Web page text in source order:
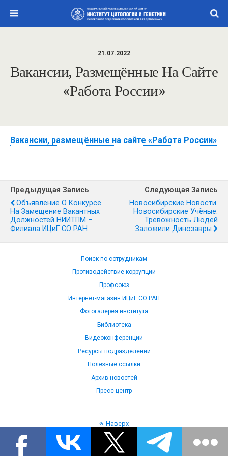
21.07.2022
Вакансии, Размещённые На Сайте
«Работа России»
Вакансии, размещённые на сайте «Работа России»
Предыдущая Запись
Объявление О Конкурсе
На Замещение Вакантных
Должностей НИИТПМ –
Филиала ИЦиГ СО РАН
Следующая Запись
Новосибирские Новости.
Новосибирские Учёные:
Тревожность Людей
Заложили Динозавры
Поиск по сотрудникам
Противодействие коррупции
Профсоюз
Интернет-магазин ИЦиГ СО РАН
Фотогалерея института
Библиотека
Видеоконференции
Ресурсы подразделений
Полезные ссылки
Архив новостей
Пресс-центр
Наверх